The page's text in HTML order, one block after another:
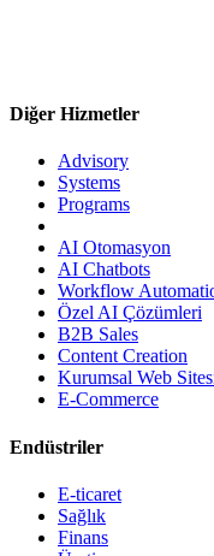
Diğer Hizmetler
Advisory
Systems
Programs
AI Otomasyon
AI Chatbots
Workflow
Özel AI Çözümleri
B2B Sales
Content Creation
Kurumsal Web
E-Commerce
Endüstriler
E-ticaret
Sağlık
Finans